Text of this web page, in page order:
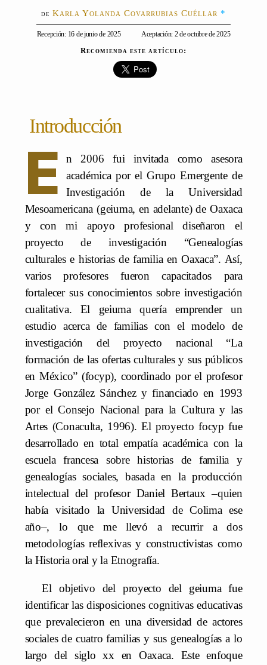
Karla Yolanda Covarrubias Cuéllar *
Recepción: 16 de junio de 2025 Aceptación: 2 de octubre de 2025
Recomienda este artículo:
Introducción
E
n 2006 fui invitada como asesora
académica por el Grupo Emergente de
Investigación de la Universidad
Mesoamericana (geiuma, en adelante) de Oaxaca
y con mi apoyo profesional diseñaron el
proyecto de investigación “Genealogías
culturales e historias de familia en Oaxaca”. Así,
varios profesores fueron capacitados para
fortalecer sus conocimientos sobre investigación
cualitativa. El geiuma quería emprender un
estudio acerca de familias con el modelo de
investigación del proyecto nacional “La
formación de las ofertas culturales y sus públicos
en México” (focyp), coordinado por el profesor
Jorge González Sánchez y financiado en 1993
por el Consejo Nacional para la Cultura y las
Artes (Conaculta, 1996). El proyecto focyp fue
desarrollado en total empatía académica con la
escuela francesa sobre historias de familia y
genealogías sociales, basada en la producción
intelectual del profesor Daniel Bertaux –quien
había visitado la Universidad de Colima ese
año–, lo que me llevó a recurrir a dos
metodologías reflexivas y constructivistas como
la Historia oral y la Etnografía.
El objetivo del proyecto del geiuma fue
identificar las disposiciones cognitivas educativas
que prevalecieron en una diversidad de actores
sociales de cuatro familias y sus genealogías a lo
largo del siglo xx en Oaxaca. Este enfoque